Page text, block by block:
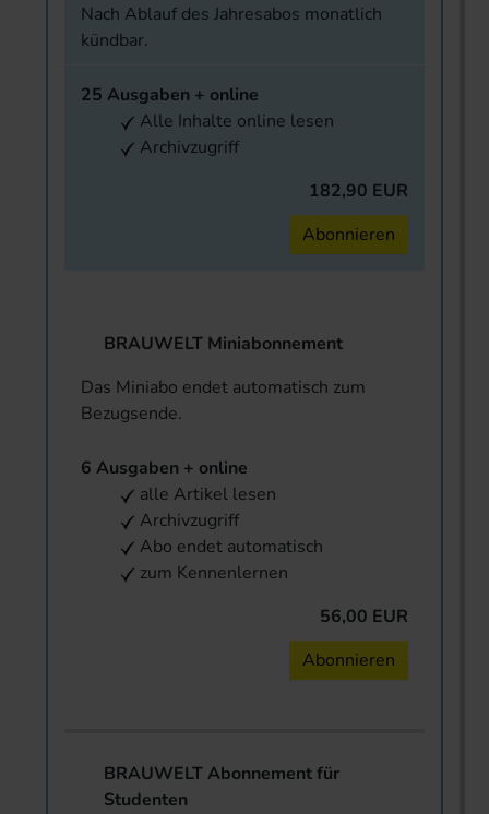
Nach Ablauf des Jahresabos monatlich
kündbar.
25 Ausgaben + online
Alle Inhalte online lesen
Archivzugriff
182,90 EUR
Abonnieren
BRAUWELT Miniabonnement
Das Miniabo endet automatisch zum
Bezugsende.
6 Ausgaben + online
alle Artikel lesen
Archivzugriff
Abo endet automatisch
zum Kennenlernen
56,00 EUR
Abonnieren
BRAUWELT Abonnement für
Studenten